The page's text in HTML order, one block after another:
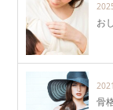
お
骨